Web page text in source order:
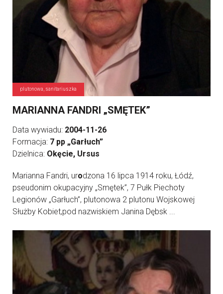
plutonowa, sanitariuszka
MARIANNA FANDRI „SMĘTEK”
Data wywiadu: 2004-11-26
Formacja: 7 pp „Garłuch”
Dzielnica: Okęcie, Ursus
Marianna Fandri, urodzona 16 lipca 1914 roku, Łódź,
pseudonim okupacyjny „Smętek”, 7 Pułk Piechoty
Legionów „Garłuch”, plutonowa 2 plutonu Wojskowej
Służby Kobiet,pod nazwiskiem Janina Dębsk ...